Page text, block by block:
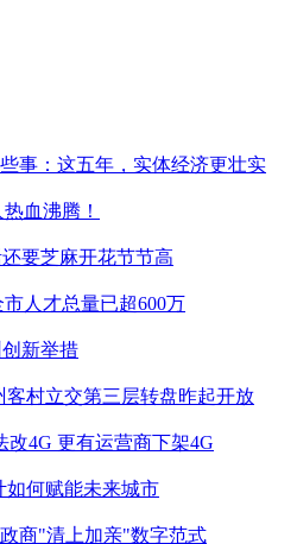
事：这五年，实体经济更壮实
血沸腾！
要芝麻开花节节高
人才总量已超600万
新举措
村立交第三层转盘昨起开放
改4G 更有运营商下架4G
如何赋能未来城市
商"清上加亲"数字范式